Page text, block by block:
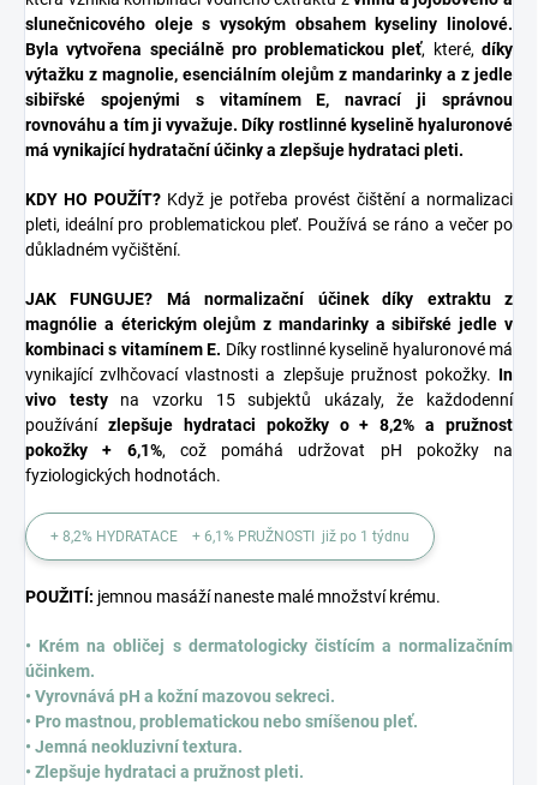
slunečnicového oleje s vysokým obsahem kyseliny linolové.
Byla vytvořena speciálně pro problematickou pleť, které,díky
výtažku z magnolie, esenciálním olejům z mandarinky a z jedle
sibiřské spojenými s vitamínem E, navrací ji správnou
rovnováhu a tím ji vyvažuje. Díky rostlinné kyselině hyaluronové
má vynikající hydratační účinky a zlepšuje hydrataci pleti.
KDY HO POUŽÍT? Když je potřeba provést čištění a normalizaci
pleti, ideální pro problematickou pleť. Používá se ráno a večer po
důkladném vyčištění.
JAK FUNGUJE?
Má normalizační účinek díky extraktu z
magnólie a éterickým olejům z mandarinky a sibiřské jedle v
kombinaci s vitamínem E. Díky rostlinné kyselině hyaluronové má
vynikající zvlhčovací vlastnosti a zlepšuje pružnost pokožky. In
vivo testyna vzorku 15 subjektů ukázaly, že každodenní
používání zlepšuje hydrataci pokožky o + 8,2% a pružnost
pokožky + 6,1%, což pomáhá udržovat pH pokožky na
fyziologických hodnotách.
+ 8,2% HYDRATACE + 6,1% PRUŽNOSTI již po 1 týdnu
POUŽITÍ: jemnou masáží naneste malé množství krému.
• Krém na obličej s dermatologicky čistícím a normalizačním
účinkem.
• Vyrovnává pH a kožní mazovou sekreci.
• Pro mastnou, problematickou nebo smíšenou pleť.
• Jemná neokluzivní textura.
• Zlepšuje hydrataci a pružnost pleti.